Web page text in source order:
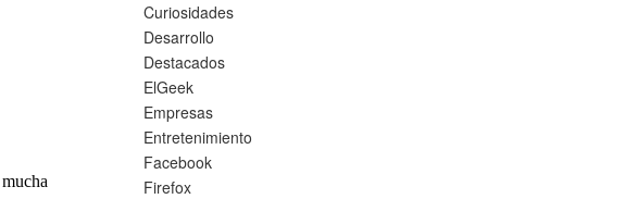
Curiosidades
Desarrollo
Destacados
ElGeek
Empresas
Entretenimiento
Facebook
Firefox